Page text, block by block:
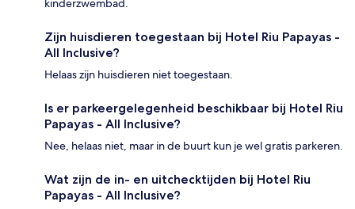
kinderzwembad.
Zijn huisdieren toegestaan bij Hotel Riu Papayas -
All Inclusive?
Helaas zijn huisdieren niet toegestaan.
Is er parkeergelegenheid beschikbaar bij Hotel Riu
Papayas - All Inclusive?
Nee, helaas niet, maar in de buurt kun je wel gratis parkeren.
Wat zijn de in- en uitchecktijden bij Hotel Riu
Papayas - All Inclusive?